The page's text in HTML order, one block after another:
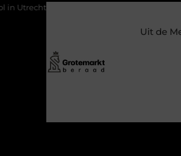
Duurzaamheid verweven in de bedrijfsvoering
Uit de